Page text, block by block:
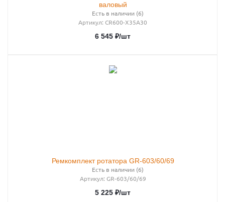
валовый
Есть в наличии (6)
Артикул: CR600-X35А30
6 545 ₽/шт
Ремкомплект ротатора GR-603/60/69
Есть в наличии (6)
Артикул: GR-603/60/69
5 225 ₽/шт